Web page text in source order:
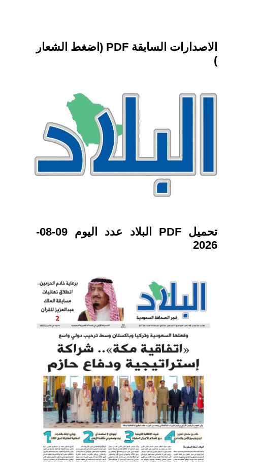
الاصدارات السابقة PDF (اضغط الشعار
)
تحميل PDF البلاد عدد اليوم 09-08-
2026